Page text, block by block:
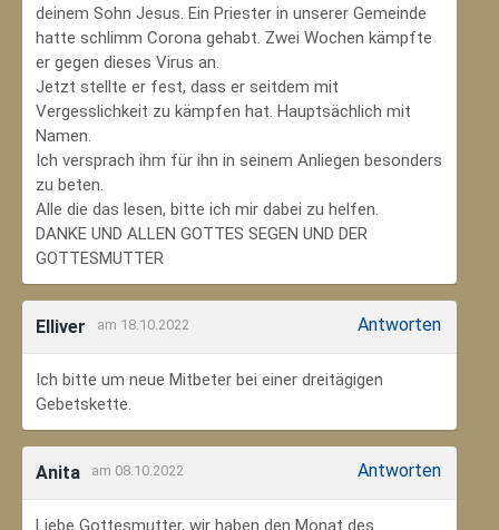
deinem Sohn Jesus. Ein Priester in unserer Gemeinde
hatte schlimm Corona gehabt. Zwei Wochen kämpfte
er gegen dieses Virus an.
Jetzt stellte er fest, dass er seitdem mit
Vergesslichkeit zu kämpfen hat. Hauptsächlich mit
Namen.
Ich versprach ihm für ihn in seinem Anliegen besonders
zu beten.
Alle die das lesen, bitte ich mir dabei zu helfen.
DANKE UND ALLEN GOTTES SEGEN UND DER
GOTTESMUTTER
Elliver am 18.10.2022 Antworten
Ich bitte um neue Mitbeter bei einer dreitägigen
Gebetskette.
Anita am 08.10.2022 Antworten
Liebe Gottesmutter, wir haben den Monat des